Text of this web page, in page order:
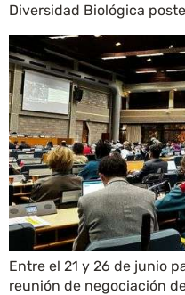
Diversidad Biológica
Entre el 21 y 26 de junio
reunión de negociación